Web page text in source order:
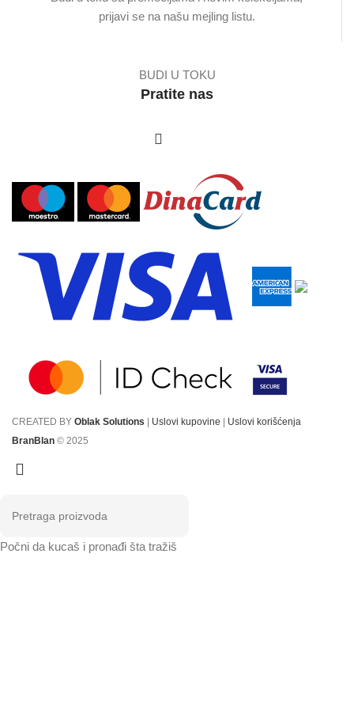
prijavi se na našu mejling listu.
BUDI U TOKU
Pratite nas
CREATED BY Oblak Solutions Uslovi kupovine
Uslovi korišćenja
BranBlan © 2025
Počni da kucaš i pronađi šta tražiš